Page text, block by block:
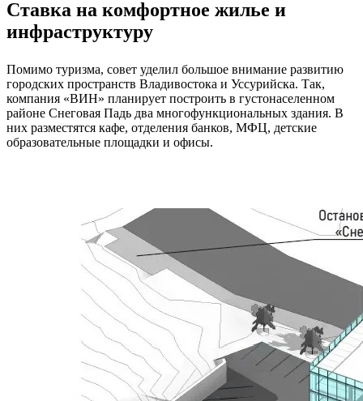
Ставка на комфортное жилье и
инфраструктуру
Помимо туризма, совет уделил большое внимание развитию
городских пространств Владивостока и Уссурийска. Так,
компания «ВИН» планирует построить в густонаселенном
районе Снеговая Падь два многофункциональных здания. В
них разместятся кафе, отделения банков, МФЦ, детские
образовательные площадки и офисы.